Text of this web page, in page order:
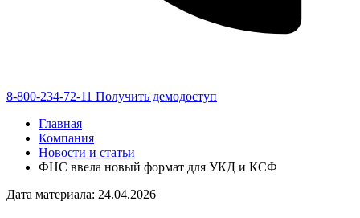
8-800-234-72-11 Получить демодоступ
Главная
Компания
Новости и статьи
ФНС ввела новый формат для УКД и КСФ
Дата материала: 24.04.2026